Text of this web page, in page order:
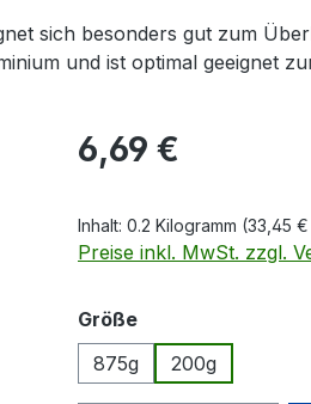
sich besonders gut zum
und ist optimal geeignet
Regulärer Preis:
6,69 €
Inhalt: 0.2 Kilogramm (33,45 €
Preise inkl. MwSt. zzgl.
Größeauswählen
875g
200g